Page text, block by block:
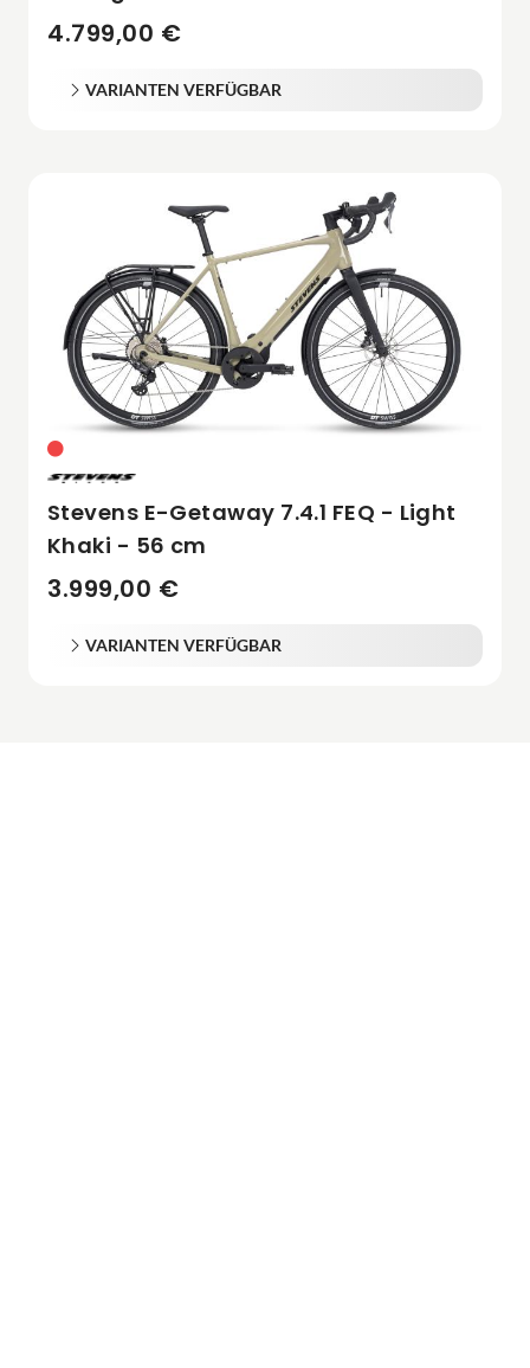
4.799,00 €
VARIANTEN VERFÜGBAR
Stevens E-Getaway 7.4.1 FEQ - Light
Khaki - 56 cm
3.999,00 €
VARIANTEN VERFÜGBAR